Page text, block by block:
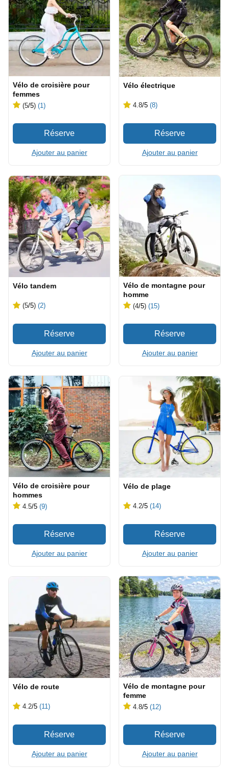
Vélo de croisière pour
femmes
(5/5) (1)
Ajouter au panier
Vélo électrique
4.8/5 (8)
Ajouter au panier
Vélo tandem
(5/5) (2)
Ajouter au panier
Vélo de montagne pour
homme
(4/5) (15)
Ajouter au panier
Vélo de croisière pour
hommes
4.5/5 (9)
Ajouter au panier
Vélo de plage
4.2/5 (14)
Ajouter au panier
Vélo de route
4.2/5 (11)
Ajouter au panier
Vélo de montagne pour
femme
4.8/5 (12)
Ajouter au panier